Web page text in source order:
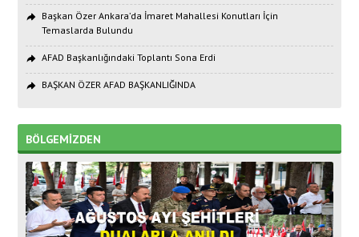
Başkan Özer Ankara’da İmaret Mahallesi Konutları İçin
Temaslarda Bulundu
AFAD Başkanlığındaki Toplantı Sona Erdi
BAŞKAN ÖZER AFAD BAŞKANLIĞINDA
BÖLGEMİZDEN